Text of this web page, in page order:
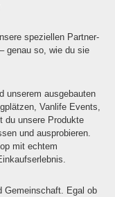
speziellen Partner-
genau so, wie du sie
unserem ausgebauten
Vanlife Events,
du unsere Produkte
und ausprobieren.
mit echtem
Gemeinschaft. Egal ob